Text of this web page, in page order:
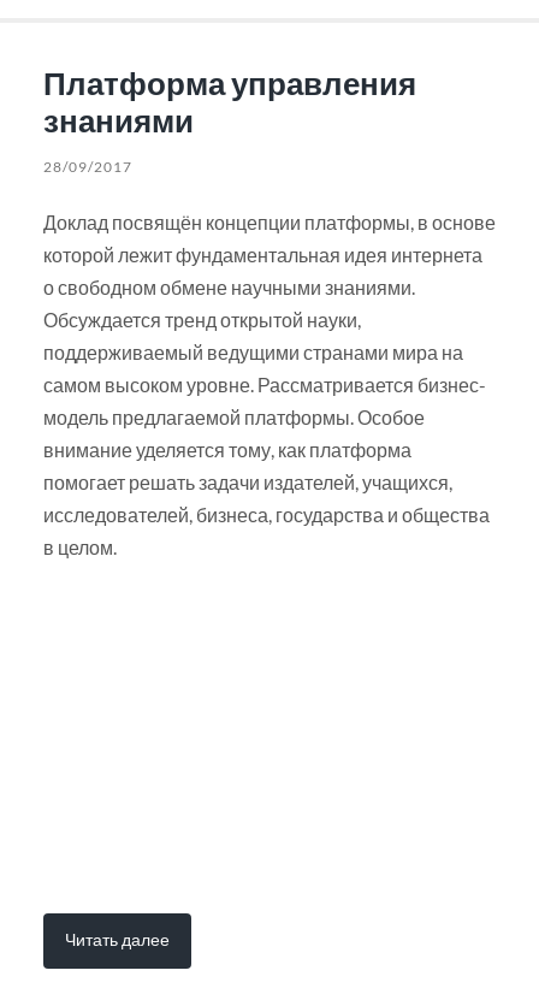
Платформа управления
знаниями
28/09/2017
Доклад посвящён концепции платформы, в основе
которой лежит фундаментальная идея интернета
о свободном обмене научными знаниями.
Обсуждается тренд открытой науки,
поддерживаемый ведущими странами мира на
самом высоком уровне. Рассматривается бизнес-
модель предлагаемой платформы. Особое
внимание уделяется тому, как платформа
помогает решать задачи издателей, учащихся,
исследователей, бизнеса, государства и общества
в целом.
Читать далее